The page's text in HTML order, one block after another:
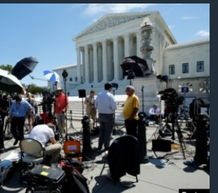
نرگس محمدی برنده جایزه نوبل صلح
همایش محافظه‌کاران آمریکا «سی‌پک»
صفحه‌های ویژه
سفر پرزیدنت ترامپ به چین